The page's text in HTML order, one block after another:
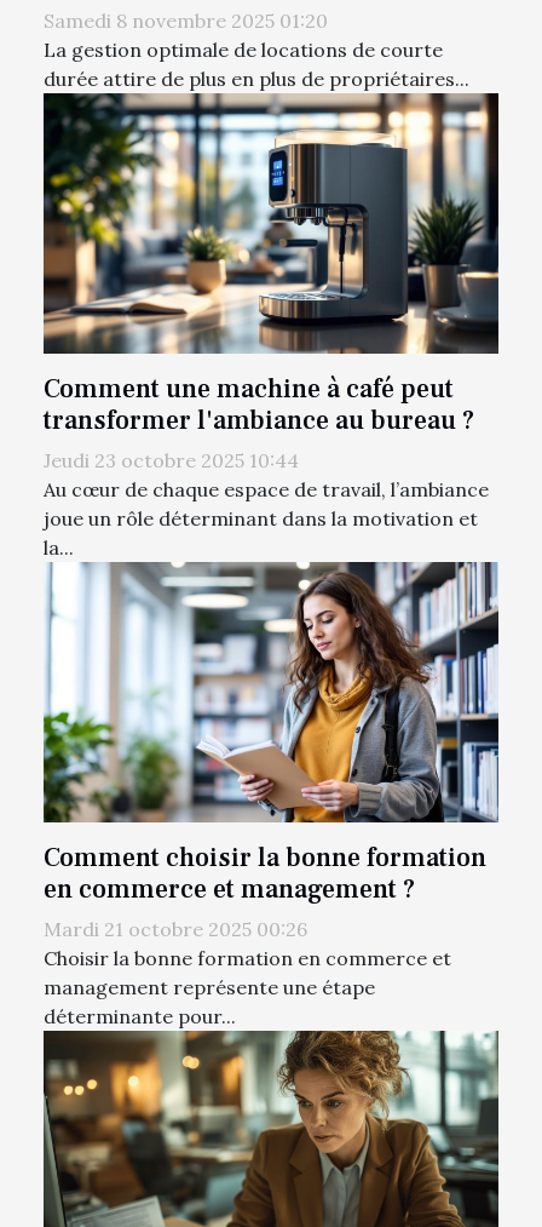
Samedi 8 novembre 2025 01:20
La gestion optimale de locations de courte
durée attire de plus en plus de propriétaires...
Comment une machine à café peut
transformer l'ambiance au bureau ?
Jeudi 23 octobre 2025 10:44
Au cœur de chaque espace de travail, l’ambiance
joue un rôle déterminant dans la motivation et
la...
Comment choisir la bonne formation
en commerce et management ?
Mardi 21 octobre 2025 00:26
Choisir la bonne formation en commerce et
management représente une étape
déterminante pour...